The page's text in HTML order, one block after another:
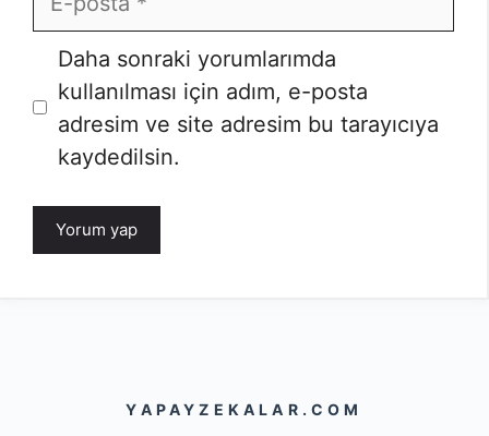
posta
İnternet
sitesi
Daha sonraki yorumlarımda
kullanılması için adım, e-posta
adresim ve site adresim bu tarayıcıya
kaydedilsin.
YAPAYZEKALAR.COM